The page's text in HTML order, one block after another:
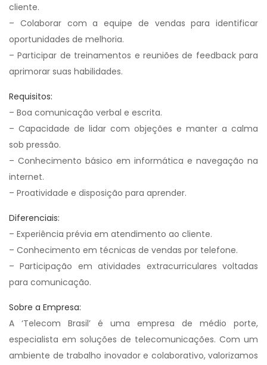
cliente.
– Colaborar com a equipe de vendas para identificar
oportunidades de melhoria.
– Participar de treinamentos e reuniões de feedback para
aprimorar suas habilidades.
Requisitos:
– Boa comunicação verbal e escrita.
– Capacidade de lidar com objeções e manter a calma
sob pressão.
– Conhecimento básico em informática e navegação na
internet.
– Proatividade e disposição para aprender.
Diferenciais:
– Experiência prévia em atendimento ao cliente.
– Conhecimento em técnicas de vendas por telefone.
– Participação em atividades extracurriculares voltadas
para comunicação.
Sobre a Empresa:
A ‘Telecom Brasil’ é uma empresa de médio porte,
especialista em soluções de telecomunicações. Com um
ambiente de trabalho inovador e colaborativo, valorizamos